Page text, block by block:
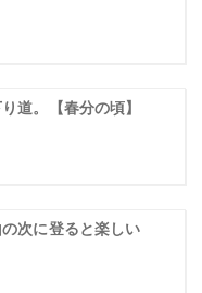
道。【春分の頃】
次に登ると楽しい